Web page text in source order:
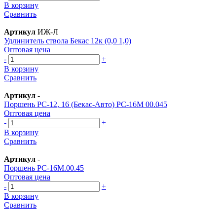
В корзину
Сравнить
Артикул ИЖ-Л
Удлинитель ствола Бекас 12к (0,0 1,0)
Оптовая цена
-
+
В корзину
Сравнить
Артикул -
Поршень РС-12, 16 (Бекас-Авто) РС-16М 00.045
Оптовая цена
-
+
В корзину
Сравнить
Артикул -
Поршень РС-16М.00.45
Оптовая цена
-
+
В корзину
Сравнить